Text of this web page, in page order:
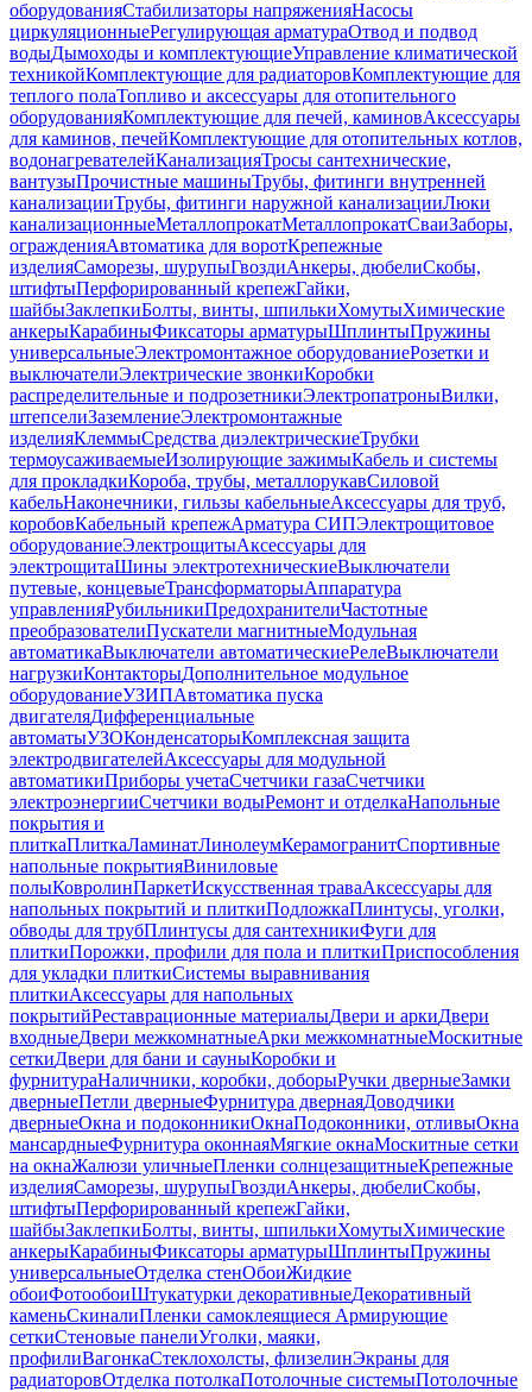
оборудованияСтабилизаторы напряженияНасосы
циркуляционныеРегулирующая арматураОтвод и подвод
водыДымоходы и комплектующиеУправление климатической
техникойКомплектующие для радиаторовКомплектующие для
теплого полаТопливо и аксессуары для отопительного
оборудованияКомплектующие для печей, каминовАксессуары
для каминов, печейКомплектующие для отопительных котлов,
водонагревателейКанализацияТросы сантехнические,
вантузыПрочистные машиныТрубы, фитинги внутренней
канализацииТрубы, фитинги наружной канализацииЛюки
канализационныеМеталлопрокатМеталлопрокатСваиЗаборы,
огражденияАвтоматика для воротКрепежные
изделияСаморезы, шурупыГвоздиАнкеры, дюбелиСкобы,
штифтыПерфорированный крепежГайки,
шайбыЗаклепкиБолты, винты, шпилькиХомутыХимические
анкерыКарабиныФиксаторы арматурыШплинтыПружины
универсальныеЭлектромонтажное оборудованиеРозетки и
выключателиЭлектрические звонкиКоробки
распределительные и подрозетникиЭлектропатроныВилки,
штепселиЗаземлениеЭлектромонтажные
изделияКлеммыСредства диэлектрическиеТрубки
термоусаживаемыеИзолирующие зажимыКабель и системы
для прокладкиКороба, трубы, металлорукавСиловой
кабельНаконечники, гильзы кабельныеАксессуары для труб,
коробовКабельный крепежАрматура СИПЭлектрощитовое
оборудованиеЭлектрощитыАксессуары для
электрощитаШины электротехническиеВыключатели
путевые, концевыеТрансформаторыАппаратура
управленияРубильникиПредохранителиЧастотные
преобразователиПускатели магнитныеМодульная
автоматикаВыключатели автоматическиеРелеВыключатели
нагрузкиКонтакторыДополнительное модульное
оборудованиеУЗИПАвтоматика пуска
двигателяДифференциальные
автоматыУЗОКонденсаторыКомплексная защита
электродвигателейАксессуары для модульной
автоматикиПриборы учетаСчетчики газаСчетчики
электроэнергииСчетчики водыРемонт и отделкаНапольные
покрытия и
плиткаПлиткаЛаминатЛинолеумКерамогранитСпортивные
напольные покрытияВиниловые
полыКовролинПаркетИскусственная траваАксессуары для
напольных покрытий и плиткиПодложкаПлинтусы, уголки,
обводы для трубПлинтусы для сантехникиФуги для
плиткиПорожки, профили для пола и плиткиПриспособления
для укладки плиткиСистемы выравнивания
плиткиАксессуары для напольных
покрытийРеставрационные материалыДвери и аркиДвери
входныеДвери межкомнатныеАрки межкомнатныеМоскитные
сеткиДвери для бани и сауныКоробки и
фурнитураНаличники, коробки, доборыРучки дверныеЗамки
дверныеПетли дверныеФурнитура двернаяДоводчики
дверныеОкна и подоконникиОкнаПодоконники, отливыОкна
мансардныеФурнитура оконнаяМягкие окнаМоскитные сетки
на окнаЖалюзи уличныеПленки солнцезащитныеКрепежные
изделияСаморезы, шурупыГвоздиАнкеры, дюбелиСкобы,
штифтыПерфорированный крепежГайки,
шайбыЗаклепкиБолты, винты, шпилькиХомутыХимические
анкерыКарабиныФиксаторы арматурыШплинтыПружины
универсальныеОтделка стенОбоиЖидкие
обоиФотообоиШтукатурки декоративныеДекоративный
каменьСкиналиПленки самоклеящиеся Армирующие
сеткиСтеновые панелиУголки, маяки,
профилиВагонкаСтеклохолсты, флизелинЭкраны для
радиаторовОтделка потолкаПотолочные системыПотолочные